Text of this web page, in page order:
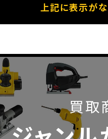
上記に表示が
買取